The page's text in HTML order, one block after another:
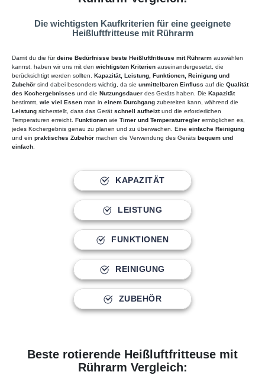
YouTube immer entsperren
Die wichtigsten Kaufkriterien für eine geeignete
Heißluftfritteuse mit Rührarm
Damit du die fürdeine Bedürfnisse beste Heißluftfritteuse mit Rührarm auswählen
kannst, haben wir uns mit den wichtigsten Kriterien auseinandergesetzt, die
berücksichtigt werden sollten. Kapazität, Leistung, Funktionen, Reinigung und
Zubehör sind dabei besonders wichtig, da sie unmittelbaren Einfluss auf die Qualität
des Kochergebnisses und die Nutzungsdauer des Geräts haben. Die Kapazität
bestimmt, wie viel Essen man in einem Durchgang zubereiten kann, während die
Leistung sicherstellt, dass das Gerät schnell aufheiztund die erforderlichen
Temperaturen erreicht. Funktionen wie Timer und Temperaturregler ermöglichen es,
jedes Kochergebnis genau zu planen und zu überwachen. Eine einfache Reinigung
und ein praktisches Zubehör machen die Verwendung des Geräts bequem und
einfach
KAPAZITÄT
LEISTUNG
FUNKTIONEN
REINIGUNG
ZUBEHÖR
Beste rotierende Heißluftfritteuse mit
Rührarm Vergleich: